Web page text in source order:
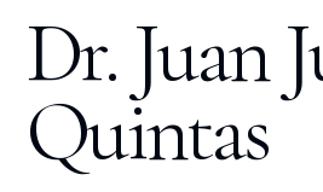
Dr. Juan
Quintas